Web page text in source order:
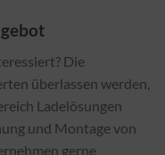
Die
überlassen werden,
Ladelösungen
und Montage von
gerne